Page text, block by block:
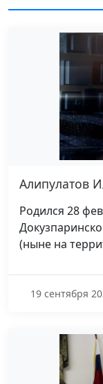
Алипулатов
Родился 28
(ныне на
19 сентября